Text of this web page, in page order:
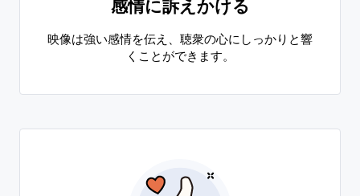
感情に訴えかける
映像は強い感情を伝え、聴衆の心にしっかりと響
くことができます。